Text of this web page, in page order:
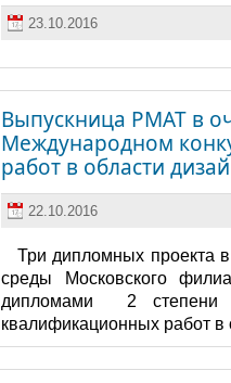
23.10.2016
Выпускница РМАТ в
Международном
работ в области
22.10.2016
Три дипломных проекта
среды Московского
дипломами 2 степени
квалификационных работ в